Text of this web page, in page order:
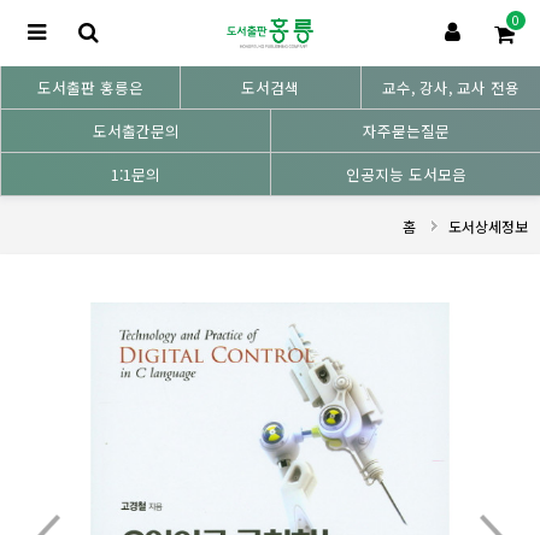
0
도서출판 홍릉은 도서검색
교수, 강사, 교사 전용
도서출간문의
자주묻는질문
1:1문의
인공지능 도서모음
홈 도서상세정보